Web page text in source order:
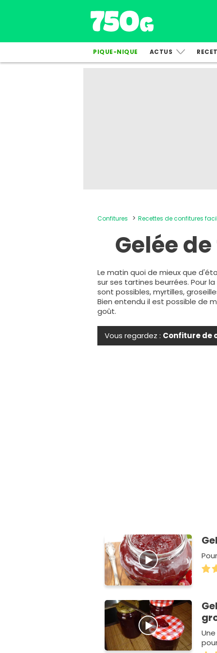
PIQUE-NIQUE ACTUS
Confitures Recettes de confitures
Gelée
Le matin quoi de mieux que
sur ses tartines beurrées. Pour
sont possibles, myrtilles,
Bien entendu il est possible de
goût.
Vous regardez : Confiture de